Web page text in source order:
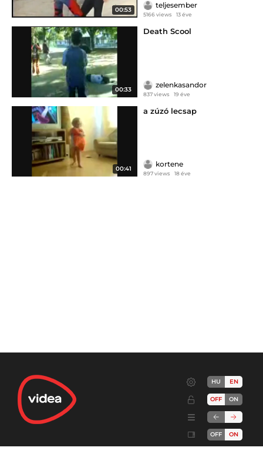
00:53
teljesember
5166 views 13 éve
00:33
Death Scool
zelenkasandor
837 views 19 éve
00:41
a zúzó lecsap
kortene
897 views 18 éve
HU EN
OFF ON
OFF ON